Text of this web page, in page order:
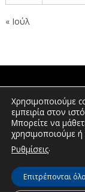
« Ιούλ
© Διεύθυνση
Χρησιμοποιούμε
εμπειρία στον
Μπορείτε να
χρησιμοποιούμε ή
Ρυθμίσεις.
Επιτρέπονται